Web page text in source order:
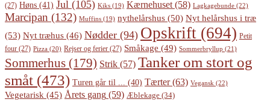
(27) Høns (41) Jul (105) Kiks (19) Kærnehuset (58) Lagkagebunde (22)
Marcipan (132) Muffins (19) nythelårshus (50) Nyt helårshus i træ
(53) Nyt træhus (46) Nødder (94) Opskrift (694) Petit
four (27) Pizza (20) Rejser og ferier (27) Småkage (49) Sommerbryllup (21)
Sommerhus (179) Strik (57) Tanker om stort og
småt (473) Turen går til ... (40) Tærter(63) Vegansk (22)
Vegetarisk (45) Årets gang (59) Æblekage (34)